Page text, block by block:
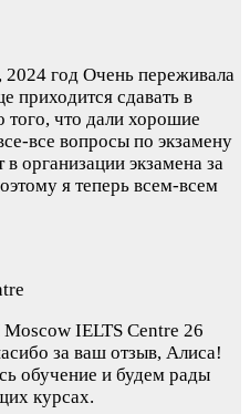
2024 год Очень переживала
приходится сдавать в
того, что дали хорошие
все вопросы по экзамену
организации экзамена за
я теперь всем-всем
IELTS Centre 26
за ваш отзыв, Алиса!
обучение и будем рады
курсах.